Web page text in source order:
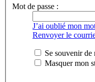
Mot de passe :
J’ai oublié mon
Renvoyer le
Se souvenir de
Masquer mon